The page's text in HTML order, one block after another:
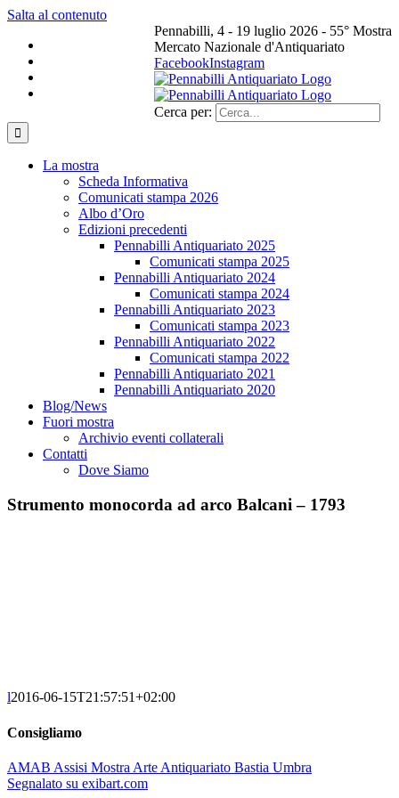
Salta al contenuto
Pennabilli, 4 - 19 luglio 2026 - 55° Mostra
Mercato Nazionale d'Antiquariato
FacebookInstagram
Cerca per:
La mostra
Scheda Informativa
Comunicati stampa 2026
Albo d’Oro
Edizioni precedenti
Pennabilli Antiquariato 2025
Comunicati stampa 2025
Pennabilli Antiquariato 2024
Comunicati stampa 2024
Pennabilli Antiquariato 2023
Comunicati stampa 2023
Pennabilli Antiquariato 2022
Comunicati stampa 2022
Pennabilli Antiquariato 2021
Pennabilli Antiquariato 2020
Blog/News
Fuori mostra
Archivio eventi collaterali
Contatti
Dove Siamo
Strumento monocorda ad arco Balcani – 1793
l2016-06-15T21:57:51+02:00
Consigliamo
AMAB Assisi Mostra Arte Antiquariato Bastia Umbra
Segnalato su exibart.com